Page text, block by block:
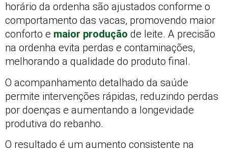
horário da ordenha são ajustados conforme o
comportamento das vacas, promovendo maior
conforto e maior produção de leite. A precisão
na ordenha evita perdas e contaminações,
melhorando a qualidade do produto final.
O acompanhamento detalhado da saúde
permite intervenções rápidas, reduzindo perdas
por doenças e aumentando a longevidade
produtiva do rebanho.
O resultado é um aumento consistente na